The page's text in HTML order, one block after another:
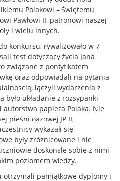
Polakowi – Świętemu
Pawłowi II, patronowi naszej
i wielu innych.
konkursu, rywalizowało w 7
test dotyczący życia Jana
związane z pontyfikatem
oraz odpowiadali na pytania
łączyli wydarzenia z
układanie z rozsypanki
papieża Polaka. Nie
pieśni oazowej JP II,
wykazali się
były zróżnicowane i nie
doskonale sobie z nimi
poziomem wiedzy.
otrzymali pamiątkowe dyplomy i